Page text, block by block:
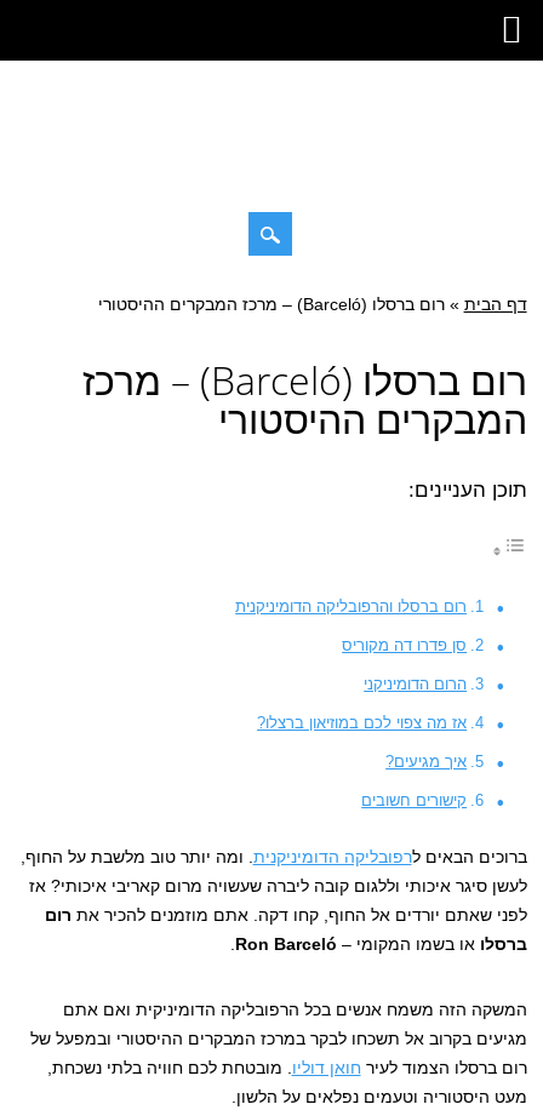
תפריט ראשי
דילוג
דף הבית »רום ברסלו (Barceló) – מרכז המבקרים ההיסטורי
רום ברסלו (Barceló) – מרכז
המבקרים ההיסטורי
תוכן העניינים:
רום ברסלו והרפובליקה הדומיניקנית
סן פדרו דה מקוריס
הרום הדומיניקני
אז מה צפוי לכם במוזיאון ברצלו?
איך מגיעים?
קישורים חשובים
ברוכים הבאים לרפובליקה הדומיניקנית . ומה יותר טוב מלשבת על החוף,
לעשן סיגר איכותי וללגום קובה ליברה שעשויה מרום קאריבי איכותי? אז
לפני שאתם יורדים אל החוף, קחו דקה. אתם מוזמנים להכיר את רום
ברסלו או בשמו המקומי – Ron Barceló
המשקה הזה משמח אנשים בכל הרפובליקה הדומיניקית ואם אתם
מגיעים בקרוב אל תשכחו לבקר במרכז המבקרים ההיסטורי ובמפעל של
רום ברסלו הצמוד לעיר חואן דוליו . מובטחת לכם חוויה בלתי נשכחת,
מעט היסטוריה וטעמים נפלאים על הלשון.